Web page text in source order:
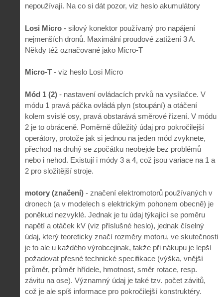
nepoužívají. Na co si dát pozor, viz heslo akumulátory
Losi Micro - silový konektor používaný pro napájení
nejmenších dronů. Maximální proudové zatížení 3 A.
Někdy též označované jako Micro-T
Micro-T - viz heslo Losi Micro
Mód 1 (2) - nastavení ovládacích prvků na vysílačce. V
módu 1 pravá páčka ovládá plyn (stoupání) a otáčení
kolem svislé osy, pravá obstarává směrové řízení. V módu
2 je to obráceně. Poměrně důležitý údaj pro pokročilejší
operátory, protože jak si jednou na jeden mód zvyknete,
přechod na druhý se zpočátku neobejde bez problémů
nebo i nehod. Existují i módy 3 a 4, což jsou variace na 1 a
2 pro složitější stroje.
motory (značení) - značení elektromotorů používaných v
dronech (a v modelech s elektrickým pohonem obecně) je
poněkud nezvyklé. Jednak je tu údaj týkající se poměru
napětí a otáček kV (viz příslušné heslo), jednak číselný
údaj, který teoreticky značí rozměry motoru, ve skutečnosti
je to ale u každého výrobcejinak, takže při nákupu je lepší
požadovat přesné technické specifikace (výška, vnější
průměr, průměr hřídele, hmotnost, směr rotace, resp.
závitu na ose). Významný údaj je také tzv. počet závitů,
což je ale spíš informace pro pokročilejší konstruktéry.